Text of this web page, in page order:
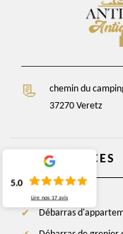
chemin du
37270 Veretz
NOS SERVICES
Débarras
5.0
Lire nos 17 avis